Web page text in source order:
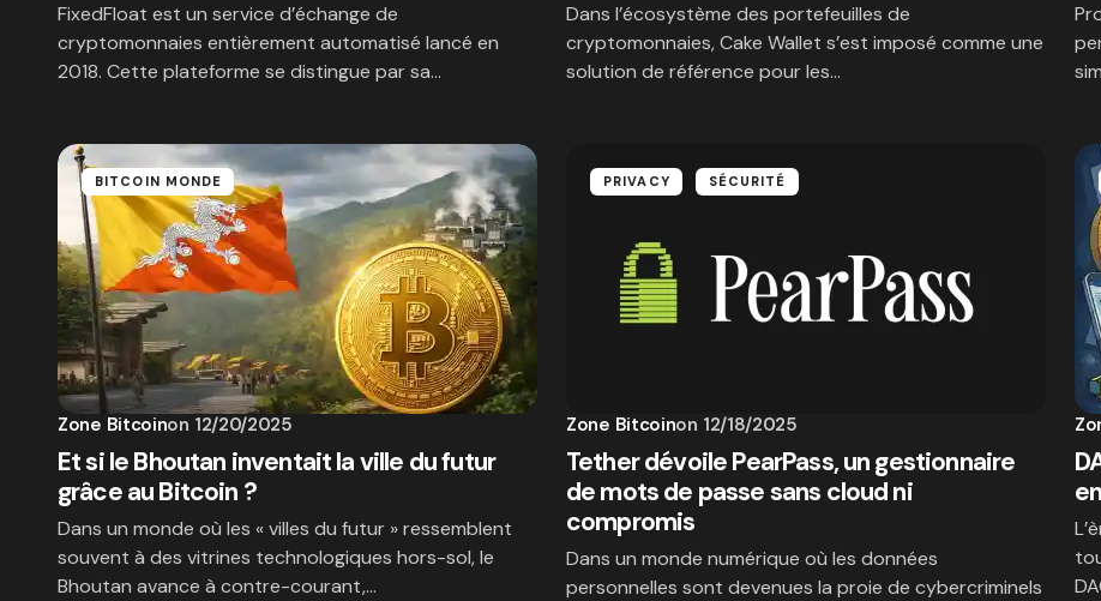
FixedFloat est un service d’échange de
cryptomonnaies entièrement automatisé lancé en
2018. Cette plateforme se distingue par sa…
Dans l’écosystème des portefeuilles de
cryptomonnaies, Cake Wallet s’est imposé comme une
solution de référence pour les…
BITCOIN MONDE
Zone Bitcoinon 12/20/2025
Et si le Bhoutan inventait la ville du futur
grâce au Bitcoin ?
Dans un monde où les « villes du futur » ressemblent
souvent à des vitrines technologiques hors-sol, le
Bhoutan avance à contre-courant,…
PRIVACY SÉCURITÉ
Zone Bitcoinon 12/18/2025
Tether dévoile PearPass, un gestionnaire
de mots de passe sans cloud ni
compromis
Dans un monde numérique où les données
personnelles sont devenues la proie de cybercriminels